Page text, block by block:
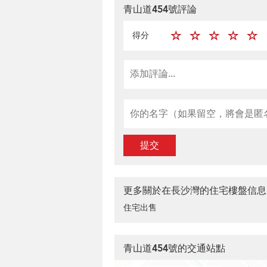
青山道454號評論
得分
提交
更多關於在長沙灣的住宅樓盤信息
住宅出售
青山道454號的交通站點